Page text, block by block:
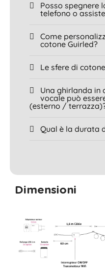
Posso spegnere
telefono o
Come
cotone Guirled?
Le sfere di
Una ghirlanda in
vocale può
(esterno /
Qual è la durata
Dimensioni